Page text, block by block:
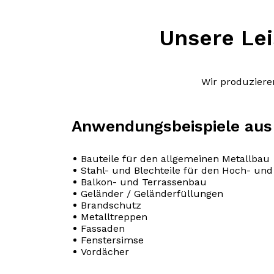
Unsere
Wir
Anwendungsbeispiele
Bauteile für den allgemeinen Metallbau
Stahl- und Blechteile für den Hoch-
Balkon- und Terrassenbau
Geländer / Geländerfüllungen
Brandschutz
Metalltreppen
Fassaden
Fenstersimse
Vordächer